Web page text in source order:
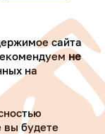
сайта
не
на
вы будете